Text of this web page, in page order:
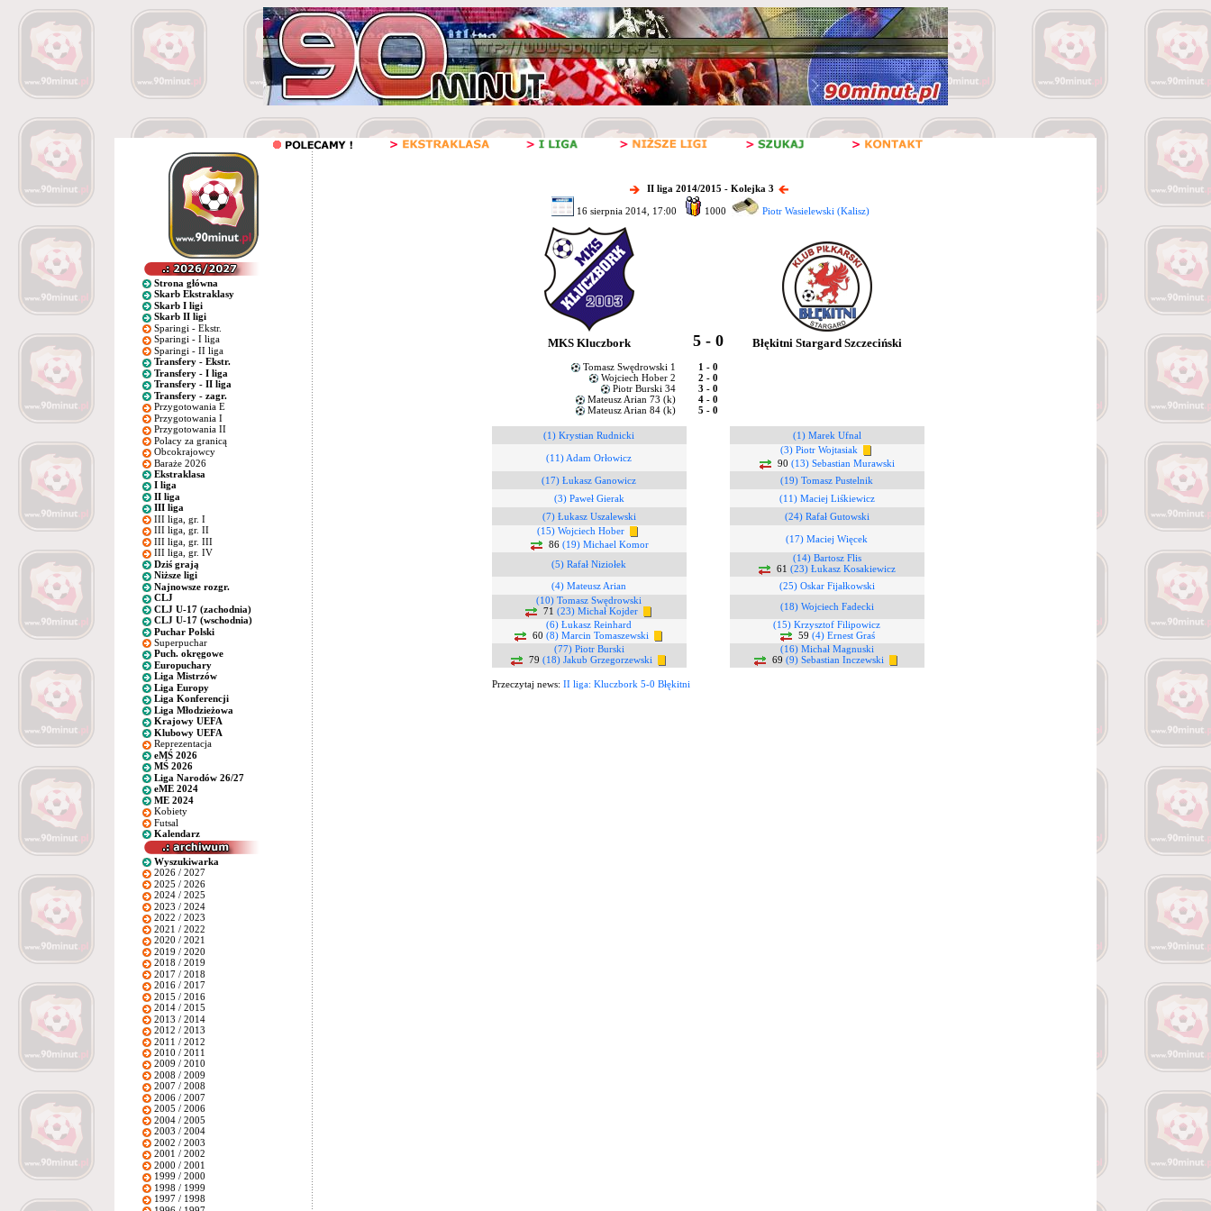
Strona główna
Skarb Ekstraklasy
Skarb I ligi
Skarb II ligi
Sparingi - Ekstr.
Sparingi - I liga
Sparingi - II liga
Transfery - Ekstr.
Transfery - I liga
Transfery - II liga
Transfery - zagr.
Przygotowania E
Przygotowania I
Przygotowania II
Polacy za granicą
Obcokrajowcy
Baraże 2026
Ekstraklasa
I liga
II liga
III liga
III liga, gr. I
III liga, gr. II
III liga, gr. III
III liga, gr. IV
Dziś grają
Niższe ligi
Najnowsze rozgr.
CLJ
CLJ U-17 (zachodnia)
CLJ U-17 (wschodnia)
Puchar Polski
Superpuchar
Puch. okręgowe
Europuchary
Liga Mistrzów
Liga Europy
Liga Konferencji
Liga Młodzieżowa
Krajowy UEFA
Klubowy UEFA
Reprezentacja
eMŚ 2026
MŚ 2026
Liga Narodów 26/27
eME 2024
ME 2024
Kobiety
Futsal
Kalendarz
Wyszukiwarka
2026 / 2027
2025 / 2026
2024 / 2025
2023 / 2024
2022 / 2023
2021 / 2022
2020 / 2021
2019 / 2020
2018 / 2019
2017 / 2018
2016 / 2017
2015 / 2016
2014 / 2015
2013 / 2014
2012 / 2013
2011 / 2012
2010 / 2011
2009 / 2010
2008 / 2009
2007 / 2008
2006 / 2007
2005 / 2006
2004 / 2005
2003 / 2004
2002 / 2003
2001 / 2002
2000 / 2001
1999 / 2000
1998 / 1999
1997 / 1998
II liga 2014/2015 - Kolejka 3
16 sierpnia 2014, 17:00 1000 Piotr Wasielewski (Kalisz)
MKS Kluczbork 5 - 0 Błękitni Stargard Szczeciński
Tomasz Swędrowski 1
1 - 0
Wojciech Hober 2
2 - 0
Piotr Burski 34
3 - 0
Mateusz Arian 73 (k)
4 - 0
Mateusz Arian 84 (k)
5 - 0
(1) Krystian Rudnicki (1) Marek Ufnal
(11) Adam Orłowicz
(3) Piotr Wojtasiak
90 (13) Sebastian Murawski
(17) Łukasz Ganowicz
(19) Tomasz Pustelnik
(3) Paweł Gierak
(11) Maciej Liśkiewicz
(7) Łukasz Uszalewski
(24) Rafał Gutowski
(15) Wojciech Hober
86 (19) Michael Komor
(17) Maciej Więcek
(5) Rafał Niziołek
(14) Bartosz Flis
61 (23) Łukasz Kosakiewicz
(4) Mateusz Arian
(25) Oskar Fijałkowski
(10) Tomasz Swędrowski
71 (23) Michał Kojder
(18) Wojciech Fadecki
(6) Łukasz Reinhard
60 (8) Marcin Tomaszewski
(15) Krzysztof Filipowicz
59 (4) Ernest Graś
(77) Piotr Burski
79 (18) Jakub Grzegorzewski
(16) Michał Magnuski
69 (9) Sebastian Inczewski
Przeczytaj news: II liga: Kluczbork 5-0 Błękitni